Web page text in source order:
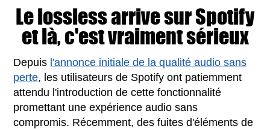
Le lossless arrive sur Spotify
et là, c'est vraiment sérieux
Depuis l'annonce initiale de la qualité audio sans
perte, les utilisateurs de Spotify ont patiemment
attendu l'introduction de cette fonctionnalité
promettant une expérience audio sans
compromis. Récemment, des fuites d'éléments de